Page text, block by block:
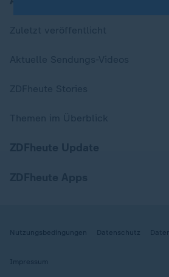
Nutzungsbedingungen Datenschutz
Impressum